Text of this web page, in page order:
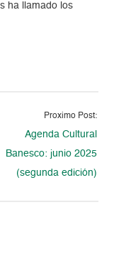
ha llamado los
Proximo Post:
Agenda Cultural
Banesco: junio 2025
(segunda edición)